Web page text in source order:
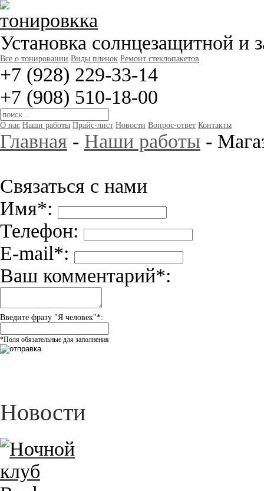
Установка солнцезащитной и
Все о тонировании Виды пленок Ремонт стеклопакетов
+7 (928) 229-33-14
+7 (908) 510-18-00
О нас Наши работы Прайс-лист Новости Вопрос-ответ Контакты
Главная - Наши работы -
Связаться с нами
Имя*:
Телефон:
E-mail*:
Ваш комментарий*:
Введите фразу "Я человек"*:
*Поля обязательные для заполнения
Новости